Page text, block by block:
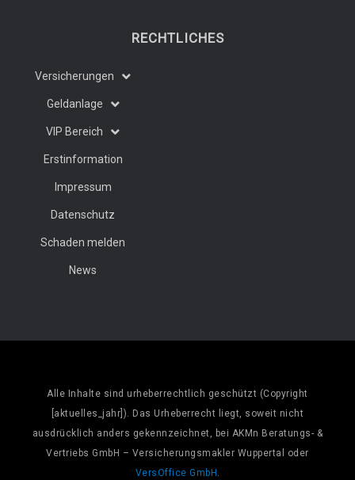
RECHTLICHES
Versicherungen
Geldanlage
VIP Bereich
Erstinformation
Impressum
Datenschutz
Schaden melden
News
Alle Inhalte sind urheberrechtlich geschützt (Copyright
[aktuelles_jahr]). Das Urheberrecht liegt, soweit nicht
ausdrücklich anders gekennzeichnet, bei AKMn Beratungs- &
Vertriebs GmbH – Versicherungsmakler Wuppertal oder
VersOffice GmbH